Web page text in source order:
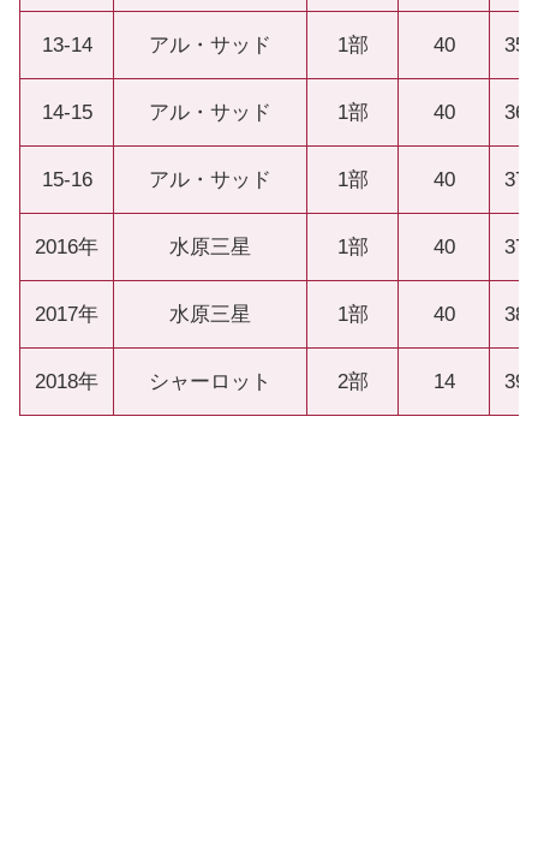
13-14 アル・サッド 1部 40 35
14-15 アル・サッド 1部 40 36
15-16 アル・サッド 1部 40 37
2016年 水原三星 1部 40 37
2017年 水原三星 1部 40 38
2018年 シャーロット 2部 14 39